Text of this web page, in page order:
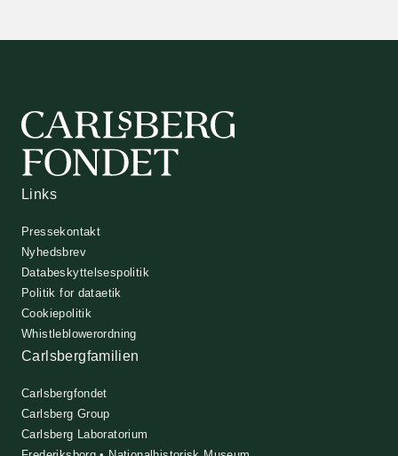
Links
Pressekontakt
Nyhedsbrev
Databeskyttelsespolitik
Politik for dataetik
Cookiepolitik
Whistleblowerordning
Carlsbergfamilien
Carlsbergfondet
Carlsberg Group
Carlsberg Laboratorium